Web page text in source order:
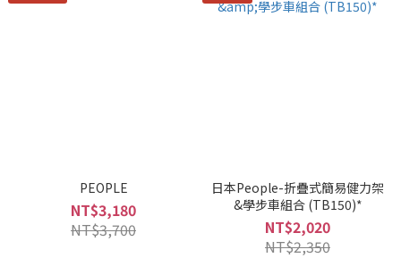
PEOPLE
NT$3,180
NT$3,700
日本People-折疊式簡易健力架
&學步車組合 (TB150)*
NT$2,020
NT$2,350